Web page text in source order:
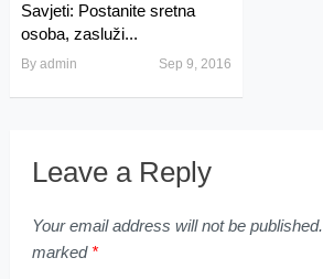
Savjeti: Postanite sretna
osoba, zasluži...
By admin Sep 9, 2016
Leave a Reply
Your email address will not be published.
marked *